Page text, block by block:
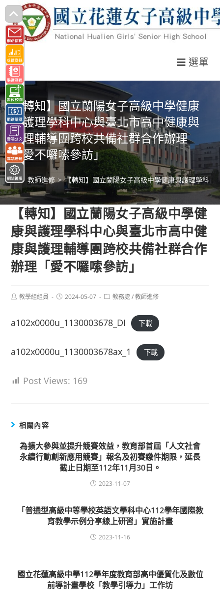
跳
轉
至
主
要
內
容
選單
【轉知】國立蘭陽女子高級中學健康
與護理學科中心與臺北市高中健康與
護理輔導團跨校共備社群合作辦理
「愛不囉嗦參訪」
> 教師進修 > 【轉知】國立蘭陽女子高級中學健康與護理學科
【轉知】國立蘭陽女子高級中學健
康與護理學科中心與臺北市高中健
康與護理輔導團跨校共備社群合作
辦理「愛不囉嗦參訪」
Post教學組組員
Post2024-05-07
Post教務處 / 教師進修
a102x0000u_1130003678_DI 下載
a102x0000u_1130003678ax_1 下載
Post Views: 169
相關內容
為擴大參與並提升競賽效益，教育部首屆「人文社會
永續行動創新應用競賽」報名及初賽繳件期限，延長
截止日期至112年11月30日。
2023-11-07
「普通型高級中等學校英語文學科中心112學年國際教
育教學示例分享線上研習」實施計畫
2023-11-16
國立花蓮高級中學112學年度教育部高中優質化及數位
前導計畫學校「教學引導力」工作坊